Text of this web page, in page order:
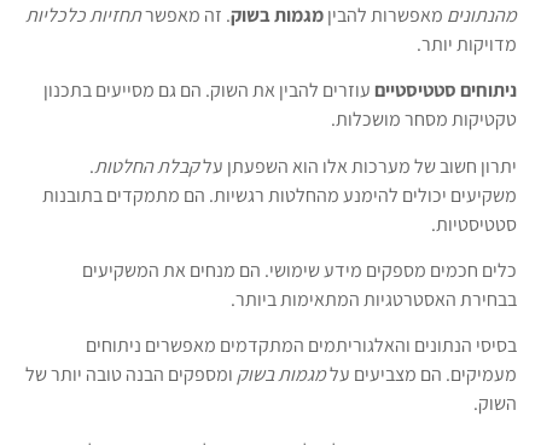
מהנתונים מאפשרות להביןמגמות בשוק. זה מאפשרתחזיות כלכליות
מדויקות יותר.
ניתוחים סטטיסטייםעוזרים להבין את השוק. הם גם מסייעים בתכנון
טקטיקות מסחר מושכלות.
יתרון חשוב של מערכות אלו הוא השפעתן עלקבלת החלטות.
משקיעים יכולים להימנע מהחלטות רגשיות. הם מתמקדים בתובנות
סטטיסטיות.
כלים חכמים מספקים מידע שימושי. הם מנחים את המשקיעים
בבחירת האסטרטגיות המתאימות ביותר.
בסיסי הנתונים והאלגוריתמים המתקדמים מאפשרים ניתוחים
מעמיקים. הם מצביעים עלמגמות בשוקומספקים הבנה טובה יותר של
השוק.